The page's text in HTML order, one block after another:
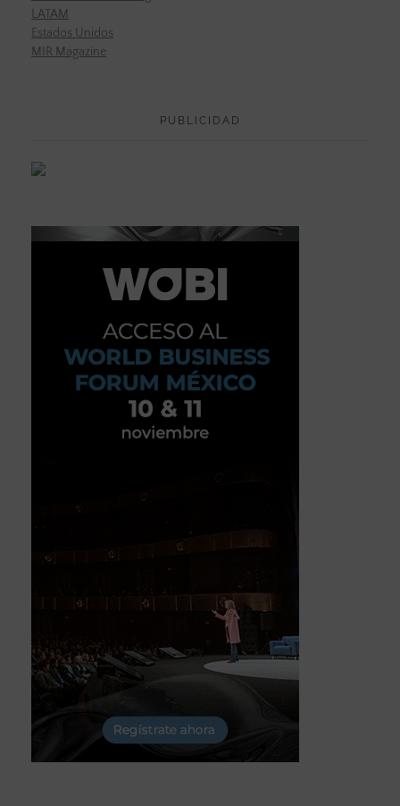
LATAM
Estados Unidos
MIR Magazine
PUBLICIDAD